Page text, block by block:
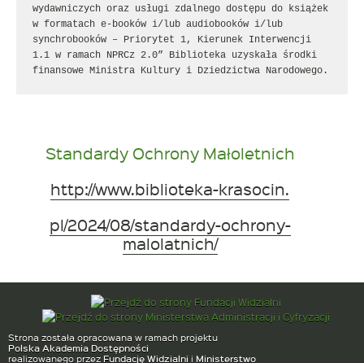
wydawniczych oraz usługi zdalnego dostępu do książek
w formatach e-booków i/lub audiobooków i/lub
synchrobooków – Priorytet 1, Kierunek Interwencji
1.1 w ramach NPRCz 2.0” Biblioteka uzyskała środki
finansowe Ministra Kultury i Dziedzictwa Narodowego.
Standardy Ochrony Małoletnich
http://www.biblioteka-krasocin.
pl/2024/08/standardy-ochrony-
malolatnich/
Strona została opracowana w ramach projektu
Polska Akademia Dostępności
realizowanego przez Fundację Widzialni i Ministerstwo